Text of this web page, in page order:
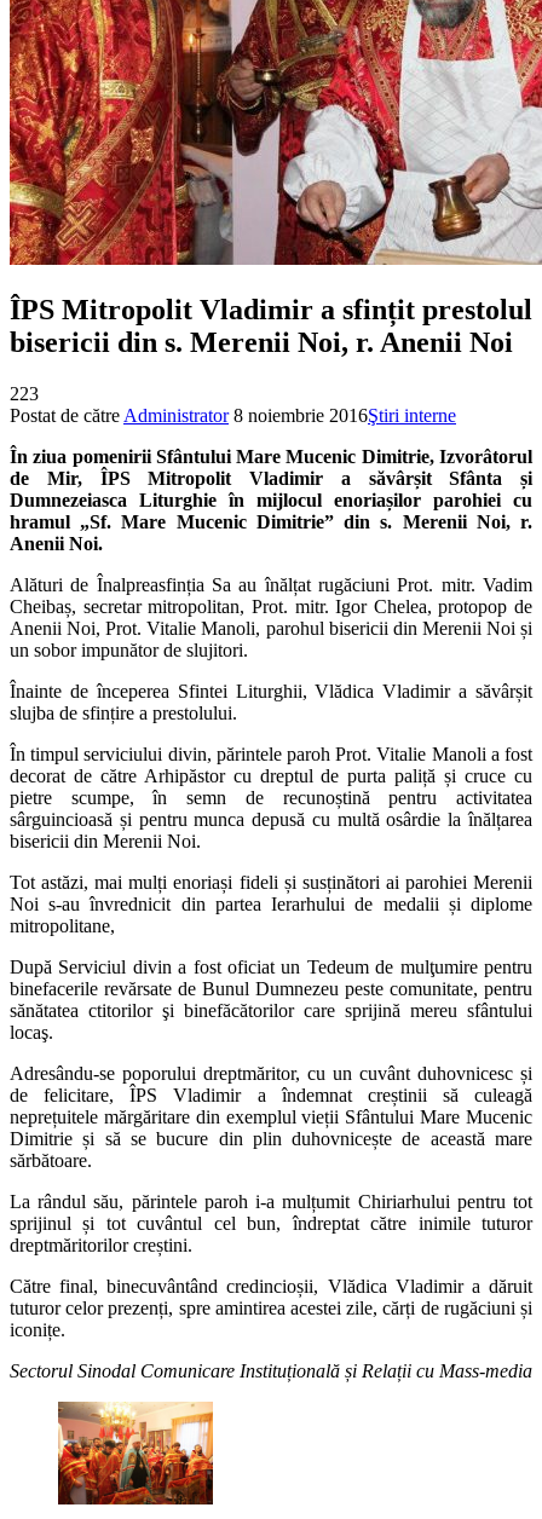
ÎPS Mitropolit Vladimir a sfințit prestolul
bisericii din s. Merenii Noi, r. Anenii Noi
223
Postat de către Administrator 8 noiembrie 2016Ştiri interne
În ziua pomenirii Sfântului Mare Mucenic Dimitrie, Izvorâtorul
de Mir, ÎPS Mitropolit Vladimir a săvârșit Sfânta și
Dumnezeiasca Liturghie în mijlocul enoriașilor parohiei cu
hramul „Sf. Mare Mucenic Dimitrie” din s. Merenii Noi, r.
Anenii Noi.
Alături de Înalpreasfinția Sa au înălțat rugăciuni Prot. mitr. Vadim
Cheibaș, secretar mitropolitan, Prot. mitr. Igor Chelea, protopop de
Anenii Noi, Prot. Vitalie Manoli, parohul bisericii din Merenii Noi și
un sobor impunător de slujitori.
Înainte de începerea Sfintei Liturghii, Vlădica Vladimir a săvârșit
slujba de sfințire a prestolului.
În timpul serviciului divin, părintele paroh Prot. Vitalie Manoli a fost
decorat de către Arhipăstor cu dreptul de purta paliță și cruce cu
pietre scumpe, în semn de recunoștină pentru activitatea
sârguincioasă și pentru munca depusă cu multă osârdie la înălțarea
bisericii din Merenii Noi.
Tot astăzi, mai mulți enoriași fideli și susținători ai parohiei Merenii
Noi s-au învrednicit din partea Ierarhului de medalii și diplome
mitropolitane,
După Serviciul divin a fost oficiat un Tedeum de mulţumire pentru
binefacerile revărsate de Bunul Dumnezeu peste comunitate, pentru
sănătatea ctitorilor şi binefăcătorilor care sprijină mereu sfântului
locaş.
Adresându-se poporului dreptmăritor, cu un cuvânt duhovnicesc și
de felicitare, ÎPS Vladimir a îndemnat creștinii să culeagă
neprețuitele mărgăritare din exemplul vieții Sfântului Mare Mucenic
Dimitrie și să se bucure din plin duhovnicește de această mare
sărbătoare.
La rândul său, părintele paroh i-a mulțumit Chiriarhului pentru tot
sprijinul și tot cuvântul cel bun, îndreptat către inimile tuturor
dreptmăritorilor creștini.
Către final, binecuvântând credincioșii, Vlădica Vladimir a dăruit
tuturor celor prezenți, spre amintirea acestei zile, cărți de rugăciuni și
iconițe.
Sectorul Sinodal Comunicare Instituțională și Relații cu Mass-media